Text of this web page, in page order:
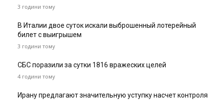
3 години тому
В Италии двое суток искали выброшенный лотерейный
билет с выигрышем
3 години тому
СБС поразили за сутки 1816 вражеских целей
4 години тому
Ирану предлагают значительную уступку насчет контроля